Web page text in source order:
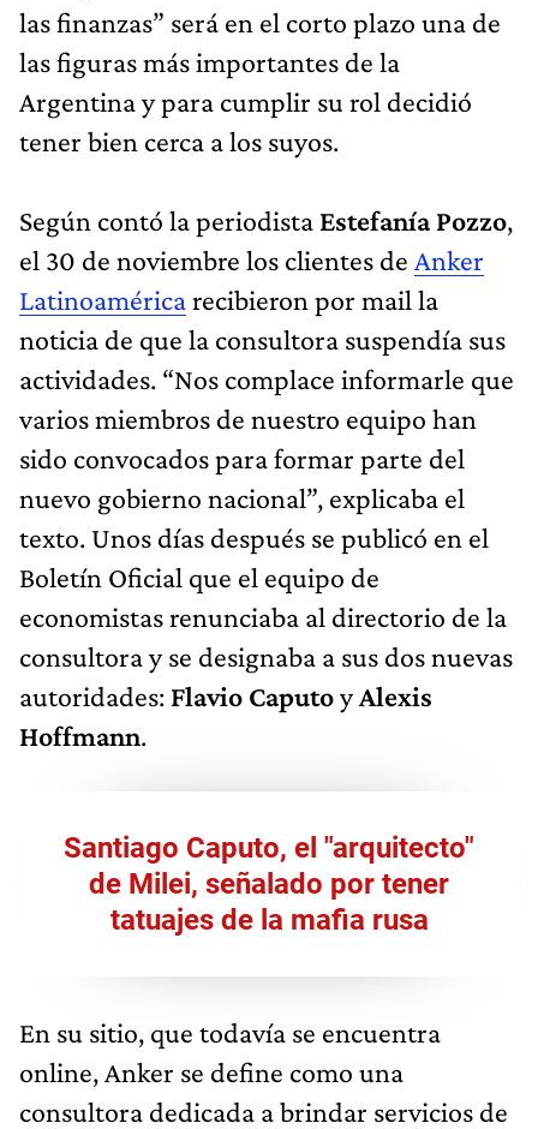
las finanzas” será en el corto plazo una de
las figuras más importantes de la
Argentina y para cumplir su rol decidió
tener bien cerca a los suyos.
Según contó la periodista Estefanía Pozzo,
el 30 de noviembre los clientes de Anker
Latinoaméricarecibieron por mail la
noticia de que la consultora suspendía sus
actividades. “Nos complace informarle que
varios miembros de nuestro equipo han
sido convocados para formar parte del
nuevo gobierno nacional”, explicaba el
texto. Unos días después se publicó en el
Boletín Oficial que el equipo de
economistas renunciaba al directorio de la
consultora y se designaba a sus dos nuevas
autoridades: Flavio CaputoyAlexis
Hoffmann.
Santiago Caputo, el "arquitecto"
de Milei, señalado por tener
tatuajes de la mafia rusa
En su sitio, que todavía se encuentra
online, Anker se define como una
consultora dedicada a brindar servicios de